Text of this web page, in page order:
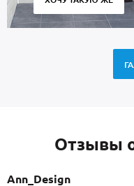
Отзывы
Ann_Design